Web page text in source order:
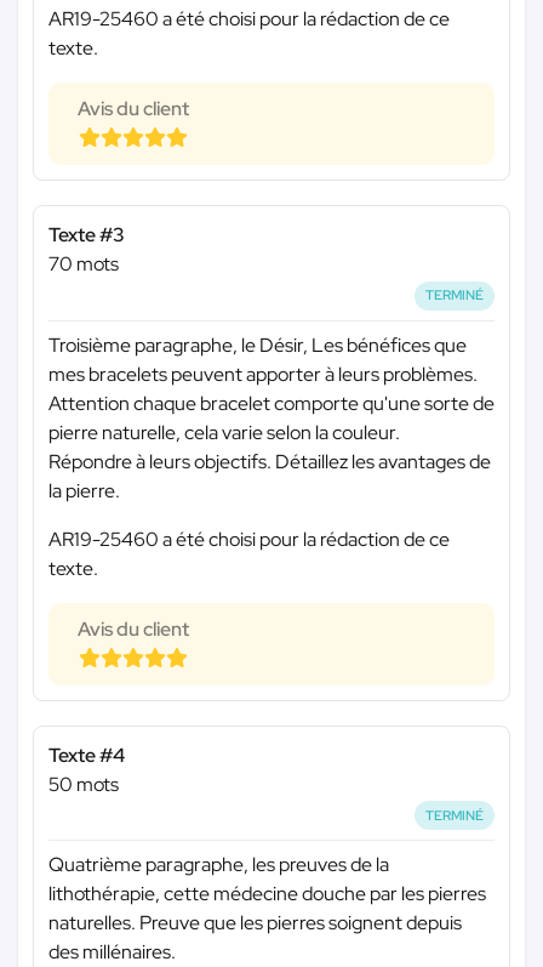
AR19-25460 a été choisi pour la rédaction de ce
texte.
Avis du client
Texte #3
70 mots
TERMINÉ
Troisième paragraphe, le Désir, Les bénéfices que
mes bracelets peuvent apporter à leurs problèmes.
Attention chaque bracelet comporte qu'une sorte de
pierre naturelle, cela varie selon la couleur.
Répondre à leurs objectifs. Détaillez les avantages de
la pierre.
AR19-25460 a été choisi pour la rédaction de ce
texte.
Avis du client
Texte #4
50 mots
TERMINÉ
Quatrième paragraphe, les preuves de la
lithothérapie, cette médecine douche par les pierres
naturelles. Preuve que les pierres soignent depuis
des millénaires.